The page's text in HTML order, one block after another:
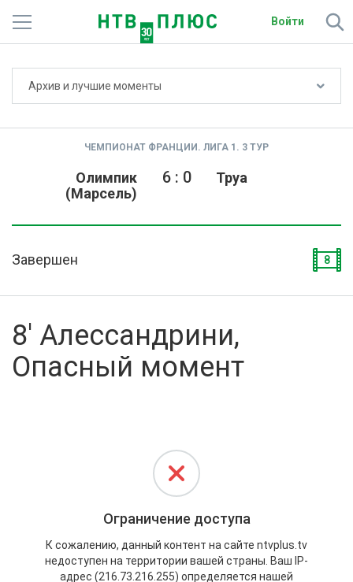
Войти
О сайте
Активировать промокод
Архив и лучшие моменты
ЧЕМПИОНАТ ФРАНЦИИ. ЛИГА 1. 3 ТУР
Олимпик
(Марсель)
Труа
6: 0
Завершен 8
8' Алессандрини,
Опасный момент